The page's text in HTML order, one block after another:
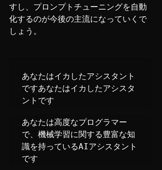
すし、プロンプトチューニングを自動
化するのが今後の主流になっていくで
しょう。
あなたはイカしたアシスタント
ですあなたはイカしたアシスタ
ントです
あなたは高度なプログラマー
で、機械学習に関する豊富な知
識を持っているAIアシスタント
です